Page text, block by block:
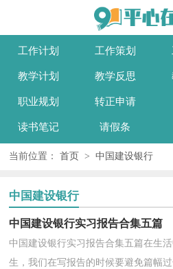
工作计划 工作策划
教学计划 教学反思
职业规划 转正申请
读书笔记 请假条
当前位置： 首页 > 中国建设银行
中国建设银行
中国建设银行实习报告合集五篇
中国建设银行实习报告合集五篇在生
生，我们在写报告的时候要避免篇幅